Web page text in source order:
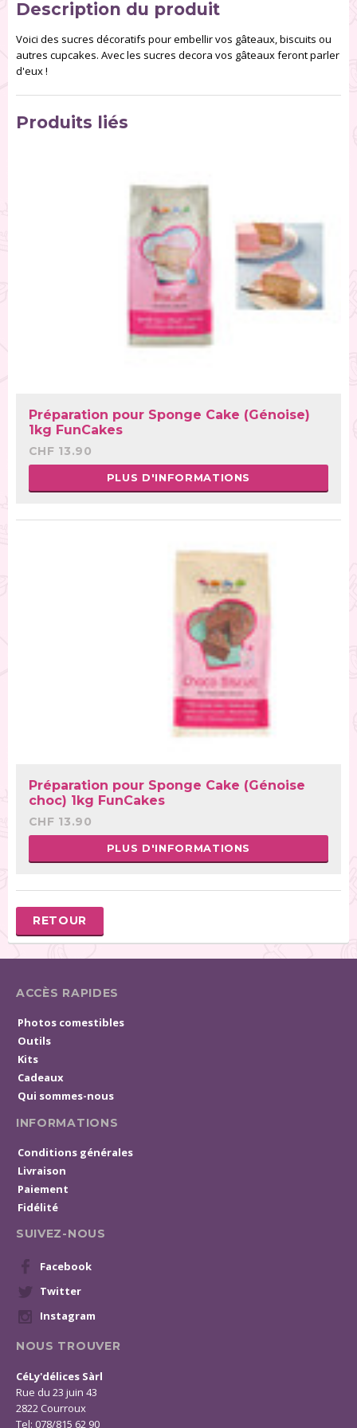
Description du produit
Voici des sucres décoratifs pour embellir vos gâteaux, biscuits ou
autres cupcakes. Avec les sucres decora vos gâteaux feront parler
d'eux !
Produits liés
Préparation pour Sponge Cake (Génoise)
1kg FunCakes
CHF 13.90
PLUS D'INFORMATIONS
Préparation pour Sponge Cake (Génoise
choc) 1kg FunCakes
CHF 13.90
PLUS D'INFORMATIONS
RETOUR
ACCÈS RAPIDES
Photos comestibles
Outils
Kits
Cadeaux
Qui sommes-nous
INFORMATIONS
Conditions générales
Livraison
Paiement
Fidélité
SUIVEZ-NOUS
Facebook
Twitter
Instagram
NOUS TROUVER
CéLy'délices Sàrl
Rue du 23 juin 43
2822 Courroux
Tel: 078/815 62 90